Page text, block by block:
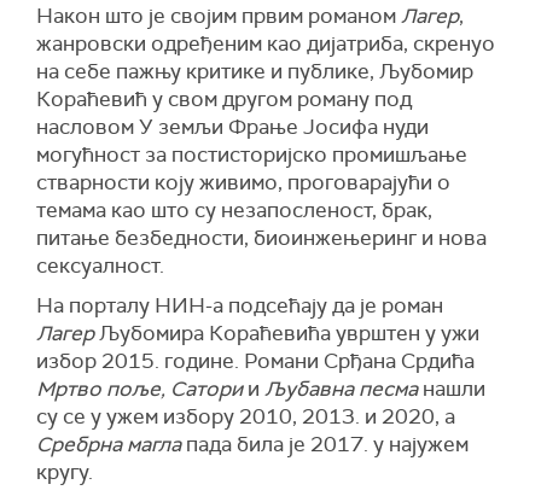
Након што је својим првим романомЛагер,
жанровски одређеним као дијатриба, скренуо
на себе пажњу критике и публике, Љубомир
Кораћевић у свом другом роману под
насловом У земљи Фрање Јосифа нуди
могућност за постисторијско промишљање
стварности коју живимо, проговарајући о
темама као што су незапосленост, брак,
питање безбедности, биоинжењеринг и нова
сексуалност.
На порталу НИН-а подсећају да је роман
ЛагерЉубомира Кораћевића уврштен у ужи
избор 2015. године. Романи Срђана Срдића
Мртво поље, Сатории Љубавна песманашли
су се у ужем избору 2010, 2013. и 2020, а
Сребрна маглапада била је 2017. у најужем
кругу.